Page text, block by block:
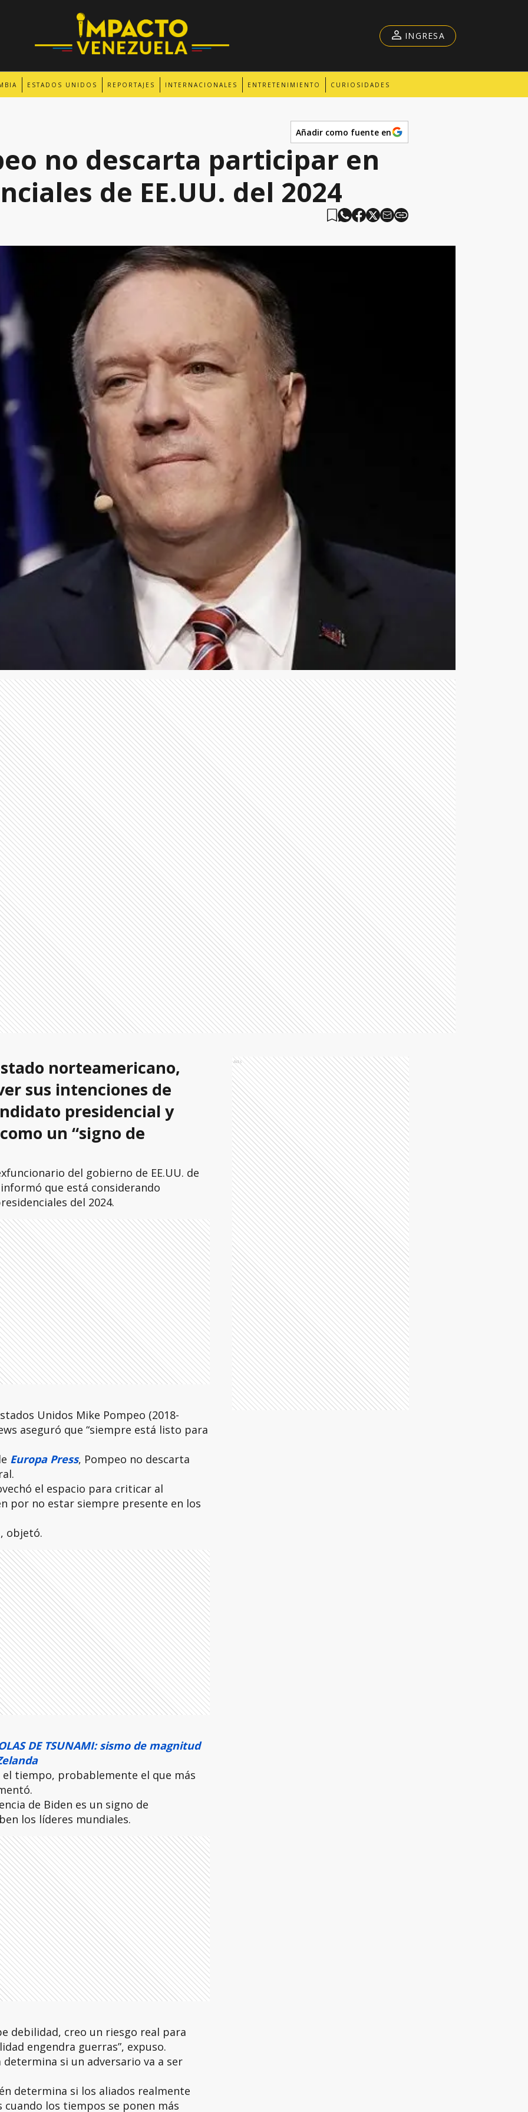
ESTADOS UNIDOS REPORTAJES INTERNACIONALES ENTRETENIMIENTO CURIOSIDADES
INGRESA
Añadir como fuente en
no descarta participar en
de EE.UU. del 2024
norteamericano,
sus intenciones de
presidencial y
un “signo de
del gobierno de EE.UU. de
que está considerando
del 2024.
Unidos Mike Pompeo (2018-
aseguró que “siempre está listo para
Europa Press, Pompeo no descarta
el espacio para criticar al
por no estar siempre presente en los
objetó.
DE TSUNAMI: sismo de magnitud
tiempo, probablemente el que más
de Biden es un signo de
los líderes mundiales.
debilidad, creo un riesgo real para
engendra guerras”, expuso.
si un adversario va a ser
determina si los aliados realmente
los tiempos se ponen más
Ads